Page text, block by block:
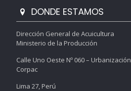
DONDE ESTAMOS
Dirección General de Acuicultura
Ministerio de la Producción
Calle Uno Oeste Nº 060 – Urbanización
Corpac
Lima 27, Perú